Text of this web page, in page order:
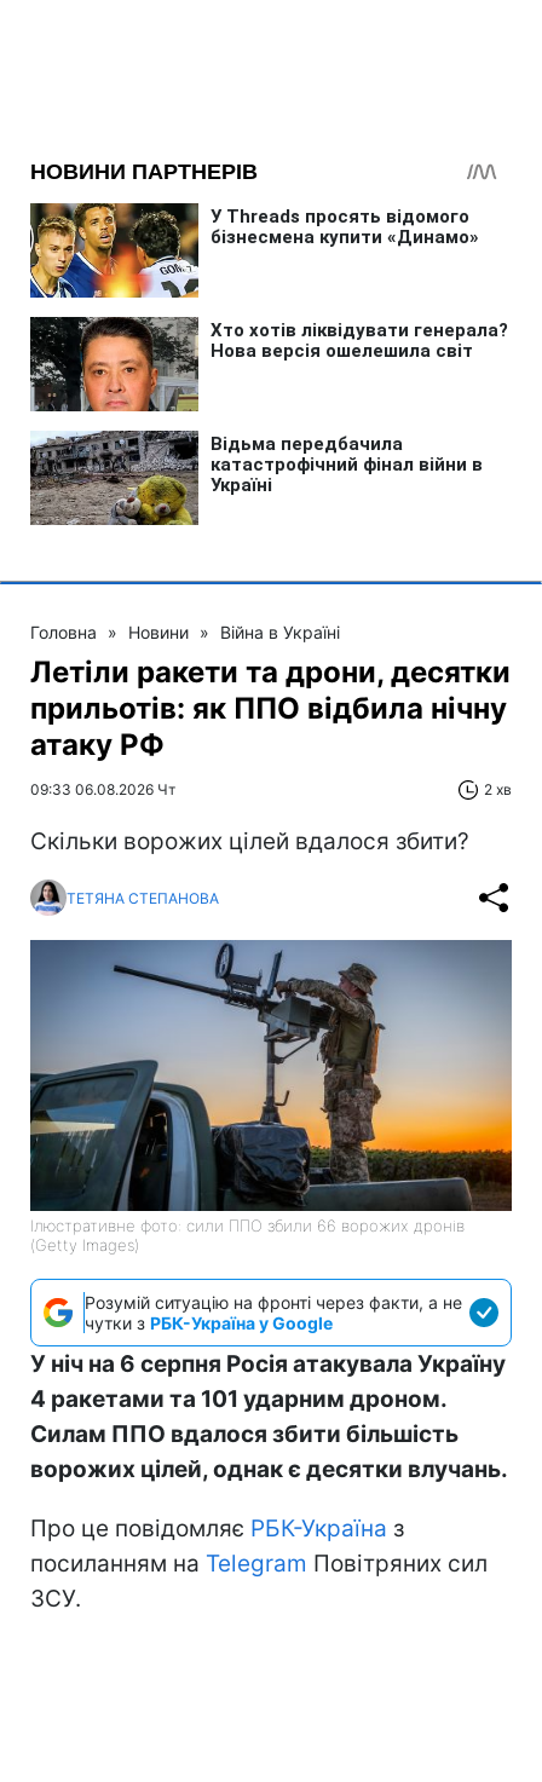
Головна » Новини » Війна в Україні
Летіли ракети та дрони, десятки
прильотів: як ППО відбила нічну
атаку РФ
09:33 06.08.2026 Чт 2 хв
Скільки ворожих цілей вдалося збити?
ТЕТЯНА СТЕПАНОВА
Ілюстративне фото: сили ППО збили 66 ворожих дронів
(Getty Images)
Розумій ситуацію на фронті через факти, а не
чутки з РБК-Україна у Google
У ніч на 6 серпня Росія атакувала Україну
4 ракетами та 101 ударним дроном.
Силам ППО вдалося збити більшість
ворожих цілей, однак є десятки влучань.
Про це повідомляє РБК-Україна з
посиланням на Telegram Повітряних сил
ЗСУ.